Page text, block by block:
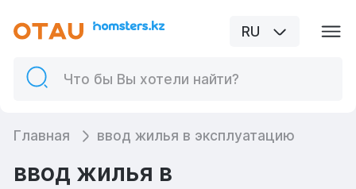
RU
Главная ввод жилья в эксплуатацию
ввод жилья в